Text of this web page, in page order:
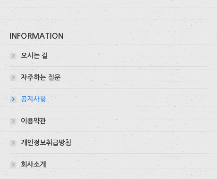
INFORMATION
오시는 길
자주하는 질문
공지사항
이용약관
개인정보취급방침
회사소개